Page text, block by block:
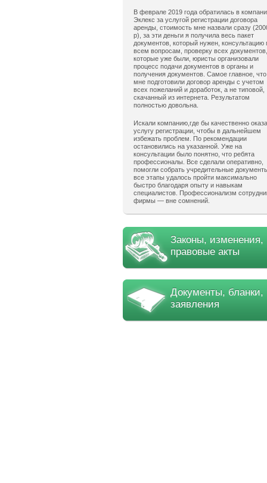
В феврале 2019 года обратилась в
Эклекс за услугой регистрации договора
аренды, стоимость мне назвали сразу
р), за эти деньги я получила весь пакет
документов, который нужен, консультацию
всем вопросам, проверку всех документов,
которые уже были, юристы организовали
процесс подачи документов в органы и
получения документов. Самое главное, что
мне подготовили договор аренды с учетом
всех пожеланий и доработок, а не типовой,
скачанный из интернета. Результатом
полностью довольна.
Искали компанию,где бы качественно
услугу регистрации, чтобы в дальнейшем
избежать проблем. По рекомендации
остановились на указанной. Уже на
консультации было понятно, что ребята
профессионалы. Все сделали оперативно,
помогли собрать учредительные
все этапы удалось пройти максимально
быстро благодаря опыту и навыкам
специалистов. Профессионализм
фирмы — вне сомнений.
Законы, изменения,
правовые акты
Документы, бланки,
заявления